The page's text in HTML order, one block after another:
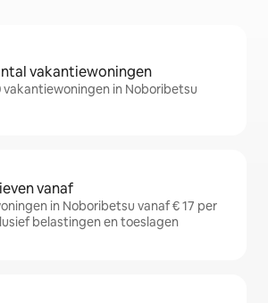
vakantiewoningen
in Noboribetsu
vanaf
in Noboribetsu vanaf € 17 per
belastingen en toeslagen